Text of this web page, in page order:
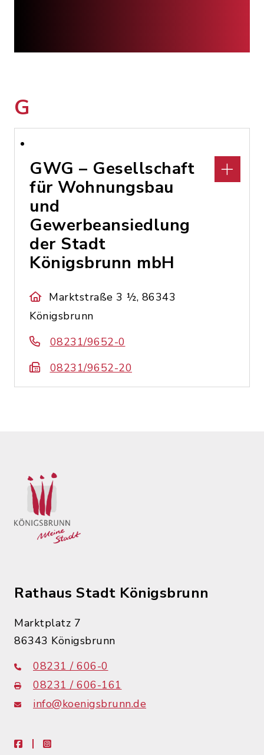
G
GWG – Gesellschaft
für Wohnungsbau
und
Gewerbeansiedlung
der Stadt
Königsbrunn mbH
Marktstraße 3 ½, 86343
Königsbrunn
08231/9652-0
08231/9652-20
Rathaus Stadt Königsbrunn
Marktplatz 7
86343 Königsbrunn
08231 / 606-0
08231 / 606-161
info@koenigsbrunn.de
facebookinstagram